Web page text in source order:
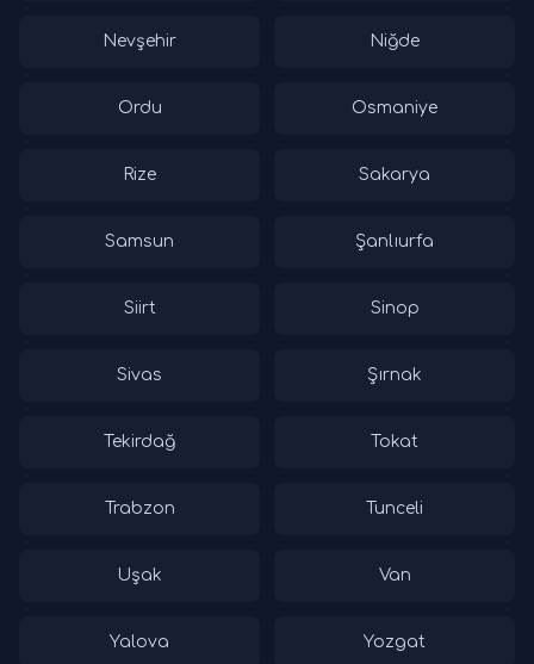
Nevşehir Niğde
Ordu Osmaniye
Rize Sakarya
Samsun Şanlıurfa
Siirt Sinop
Sivas Şırnak
Tekirdağ Tokat
Trabzon Tunceli
Uşak Van
Yalova Yozgat